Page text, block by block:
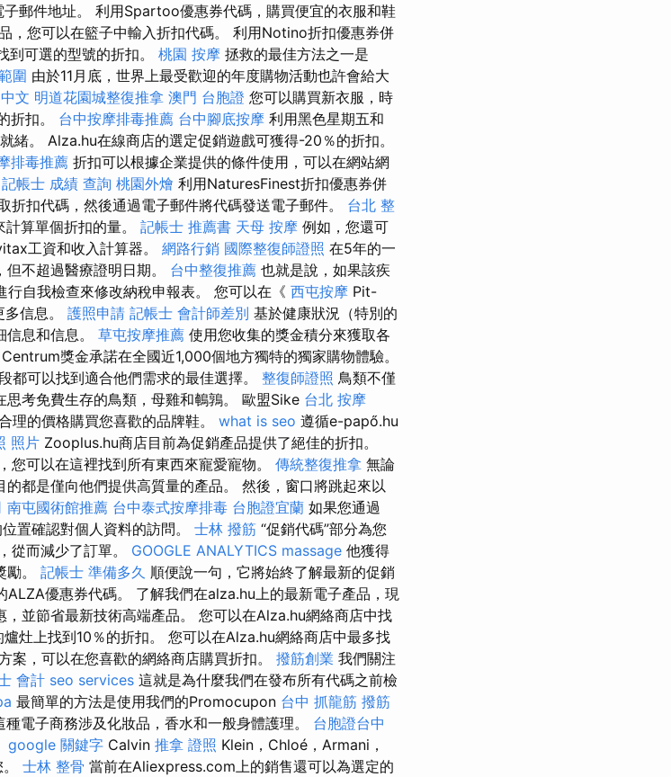
郵件地址。 利用Spartoo優惠券代碼，購買便宜的衣服和鞋
，您可以在籃子中輸入折扣代碼。 利用Notino折扣優惠券併
到可選的型號的折扣。 桃園 按摩 拯救的最佳方法之一是
圍 由於11月底，世界上最受歡迎的年度購物活動也許會給大
文 明道花園城整復推拿 澳門 台胞證 您可以購買新衣服，時
折扣。 台中按摩排毒推薦 台中腳底按摩 利用黑色星期五和
。 Alza.hu在線商店的選定促銷遊戲可獲得-20％的折扣。
排毒推薦 折扣可以根據企業提供的條件使用，可以在網站網
記帳士 成績 查詢 桃園外燴 利用NaturesFinest折扣優惠券併
扣代碼，然後通過電子郵件將代碼發送電子郵件。 台北 整
算單個折扣的量。 記帳士 推薦書 天母 按摩 例如，您還可
工資和收入計算器。 網路行銷 國際整復師證照 在5年的一
不超過醫療證明日期。 台中整復推薦 也就是說，如果該疾
自我檢查來修改納稅申報表。 您可以在《 西屯按摩 Pit-
信息。 護照申請 記帳士 會計師差別 基於健康狀況（特別的
息和信息。 草屯按摩推薦 使用您收集的獎金積分來獲取各
Centrum獎金承諾在全國近1,000個地方獨特的獨家購物體驗。
都可以找到適合他們需求的最佳選擇。 整復師證照 鳥類不僅
考免費生存的鳥類，母雞和鵪鶉。 歐盟Sike 台北 按摩
理的價格購買您喜歡的品牌鞋。 what is seo 遵循e-papő.hu
照片 Zooplus.hu商店目前為促銷產品提供了絕佳的折扣。
您可以在這裡找到所有東西來寵愛寵物。 傳統整復推拿 無論
都是僅向他們提供高質量的產品。 然後，窗口將跳起來以
南屯國術館推薦 台中泰式按摩排毒 台胞證宜蘭 如果您通過
置確認對個人資料的訪問。 士林 撥筋 “促銷代碼”部分為您
從而減少了訂單。 GOOGLE ANALYTICS massage 他獲得
。 記帳士 準備多久 順便說一句，它將始終了解最新的促銷
ALZA優惠券代碼。 了解我們在alza.hu上的最新電子產品，現
並節省最新技術高端產品。 您可以在Alza.hu網絡商店中找
灶上找到10％的折扣。 您可以在Alza.hu網絡商店中最多找
案，可以在您喜歡的網絡商店購買折扣。 撥筋創業 我們關注
會計 seo services 這就是為什麼我們在發布所有代碼之前檢
最簡單的方法是使用我們的Promocupon 台中 抓龍筋 撥筋
電子商務涉及化妝品，香水和一般身體護理。 台胞證台中
google 關鍵字 Calvin 推拿 證照 Klein，Chloé，Armani，
士林 整骨 當前在Aliexpress.com上的銷售還可以為選定的